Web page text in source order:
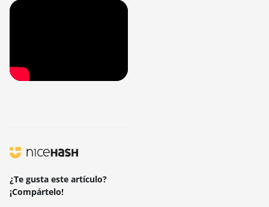
¿Te gusta este artículo?
¡Compártelo!